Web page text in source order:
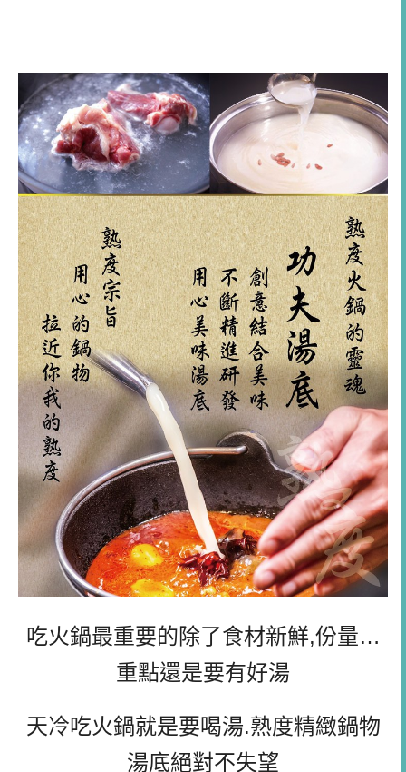
吃火鍋最重要的除了食材新鮮,份量…
重點還是要有好湯
天冷吃火鍋就是要喝湯.熟度精緻鍋物
湯底絕對不失望